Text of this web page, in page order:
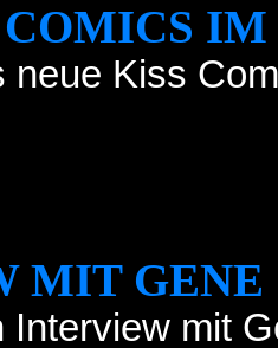
neue Kiss
MIT
Interview mit